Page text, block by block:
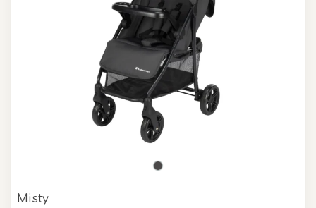
Misty